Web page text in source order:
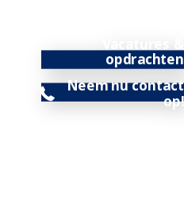
opdrachten
Neem nu contact
op!